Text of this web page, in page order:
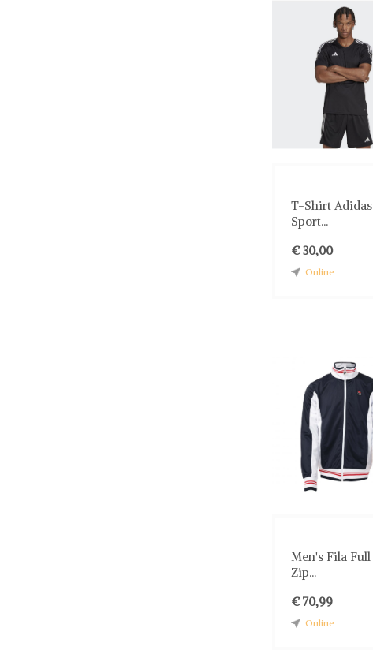
T-Shirt Adidas
Sport...
€ 30,00
Online
Men's Fila Full
Zip...
€ 70,99
Online